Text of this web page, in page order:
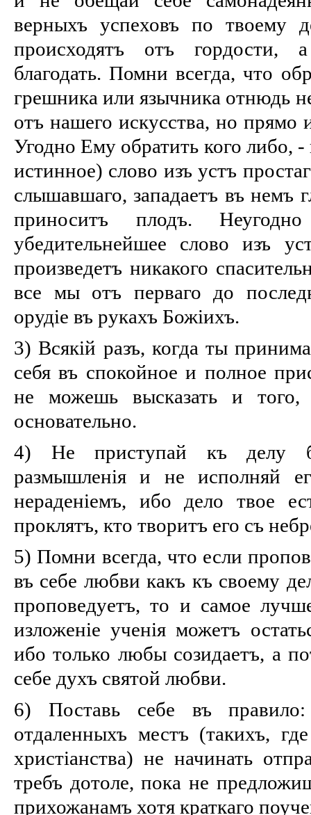
верныхъ успеховъ по твоему
происходятъ отъ гордости,
благодать. Помни всегда, что
грешника или язычника отнюдь
отъ нашего искусства, но прямо
Угодно Ему обратить кого либо,
истинное) слово изъ устъ
слышавшаго, западаетъ въ немъ
приноситъ плодъ.
убедительнейшее слово изъ
произведетъ никакого
все мы отъ перваго до
орудіе въ рукахъ Божіихъ.
3) Всякій разъ, когда ты
себя въ спокойное и полное
не можешь высказать и
основательно.
4) Не приступай къ делу
размышленія и не исполняй
нераденіемъ, ибо дело твое
проклятъ, кто творитъ его съ
5) Помни всегда, что если
въ себе любви какъ къ своему
проповедуетъ, то и самое
изложеніе ученія можетъ
ибо только любы созидаетъ, а
себе духъ святой любви.
6) Поставь себе въ
отдаленныхъ местъ (такихъ,
христіанства) не начинать
требъ дотоле, пока не
прихожанамъ хотя краткаго